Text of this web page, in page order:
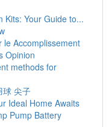
Kits: Your Guide to...
le Accomplissement
Opinion
methods for
球 尖子
Ideal Home Awaits
Pump Battery